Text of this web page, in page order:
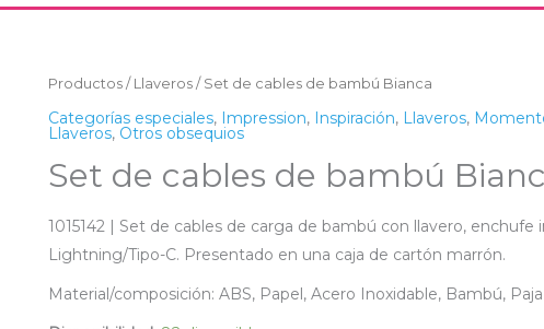
Productos / Llaveros / Set de cables de bambú Bianca
Categorías especiales, Impression, Inspiración, Llaveros,
Llaveros, Otros obsequios
Set de cables de bambú
1015142 | Set de cables de carga de bambú con llavero,
Lightning/Tipo-C. Presentado en una caja de cartón marrón.
Material/composición: ABS, Papel, Acero Inoxidable, Bambú,